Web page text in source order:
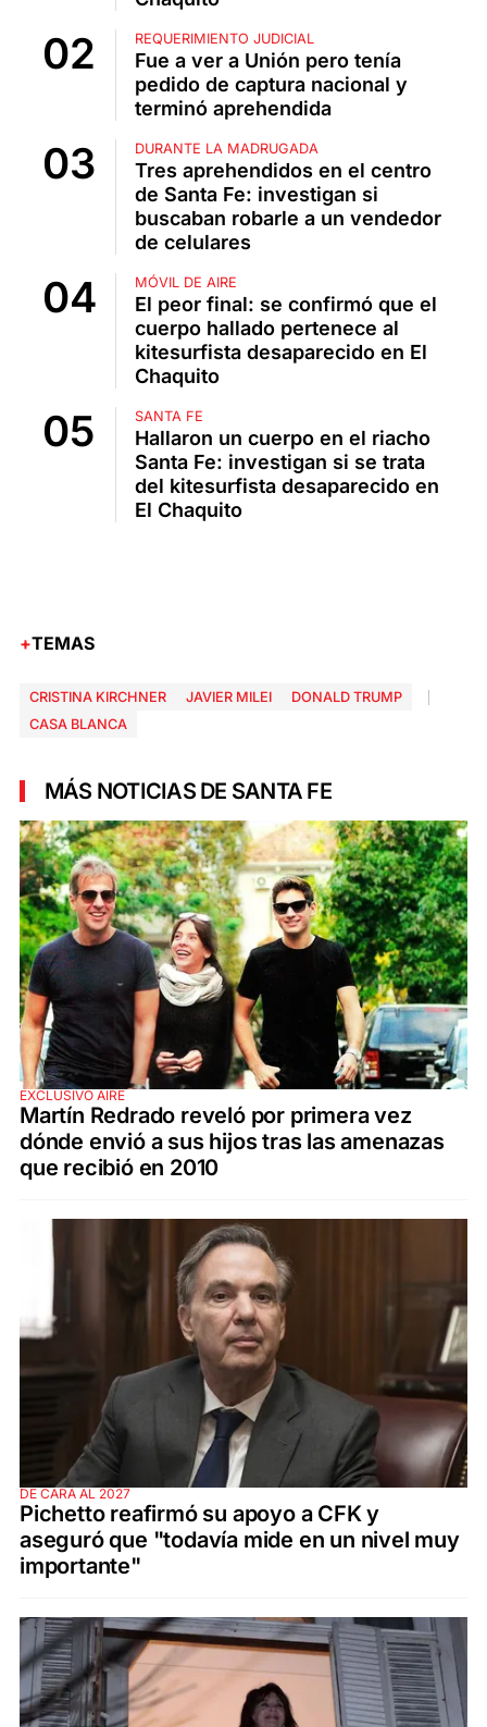
REQUERIMIENTO JUDICIAL
Fue a ver a Unión pero tenía
pedido de captura nacional y
terminó aprehendida
DURANTE LA MADRUGADA
Tres aprehendidos en el centro
de Santa Fe: investigan si
buscaban robarle a un vendedor
de celulares
MÓVIL DE AIRE
El peor final: se confirmó que el
cuerpo hallado pertenece al
kitesurfista desaparecido en El
Chaquito
SANTA FE
Hallaron un cuerpo en el riacho
Santa Fe: investigan si se trata
del kitesurfista desaparecido en
El Chaquito
TEMAS
CRISTINA KIRCHNER JAVIER MILEI
DONALD TRUMP
CASA BLANCA
MÁS NOTICIAS DE SANTA FE
EXCLUSIVO AIRE
Martín Redrado reveló por primera vez
dónde envió a sus hijos tras las amenazas
que recibió en 2010
DE CARA AL 2027
Pichetto reafirmó su apoyo a CFK y
aseguró que "todavía mide en un nivel muy
importante"